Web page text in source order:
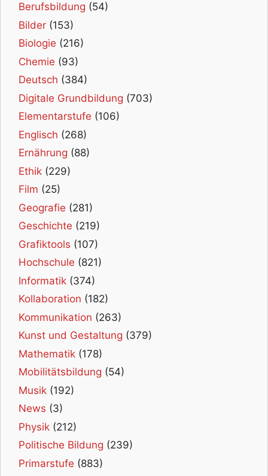
Berufsbildung (54)
Bilder (153)
Biologie (216)
Chemie (93)
Deutsch (384)
Digitale Grundbildung (703)
Elementarstufe (106)
Englisch (268)
Ernährung (88)
Ethik (229)
Film (25)
Geografie (281)
Geschichte (219)
Grafiktools (107)
Hochschule (821)
Informatik (374)
Kollaboration (182)
Kommunikation (263)
Kunst und Gestaltung (379)
Mathematik (178)
Mobilitätsbildung (54)
Musik (192)
News (3)
Physik (212)
Politische Bildung (239)
Primarstufe (883)